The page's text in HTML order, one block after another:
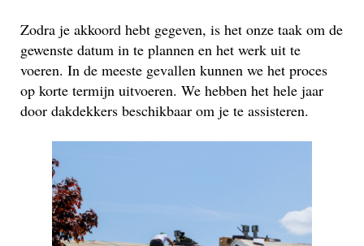
Zodra je akkoord hebt gegeven, is het onze taak om de
gewenste datum in te plannen en het werk uit te
voeren. In de meeste gevallen kunnen we het proces
op korte termijn uitvoeren. We hebben het hele jaar
door dakdekkers beschikbaar om je te assisteren.